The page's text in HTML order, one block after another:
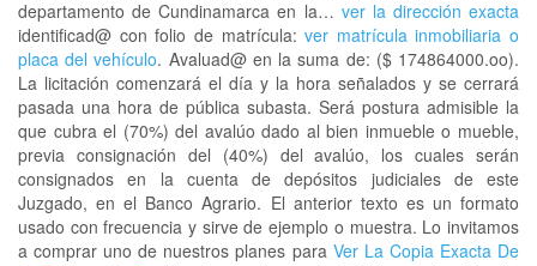
departamento de Cundinamarca en la… ver la dirección exacta
identificad@ con folio de matrícula:ver matrícula inmobiliaria o
placa del vehículo. Avaluad@ en la suma de: ($ 174864000.oo).
La licitación comenzará el día y la hora señalados y se cerrará
pasada una hora de pública subasta. Será postura admisible la
que cubra el (70%) del avalúo dado al bien inmueble o mueble,
previa consignación del (40%) del avalúo, los cuales serán
consignados en la cuenta de depósitos judiciales de este
Juzgado, en el Banco Agrario. El anterior texto es un formato
usado con frecuencia y sirve de ejemplo o muestra. Lo invitamos
a comprar uno de nuestros planes para Ver La Copia Exacta De